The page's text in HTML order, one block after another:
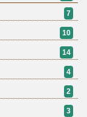
7
10
14
4
2
3